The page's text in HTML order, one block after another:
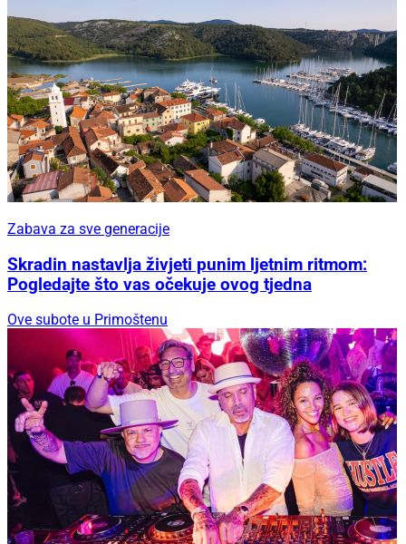
Zabava za sve generacije
Skradin nastavlja živjeti punim ljetnim ritmom:
Pogledajte što vas očekuje ovog tjedna
Ove subote u Primoštenu